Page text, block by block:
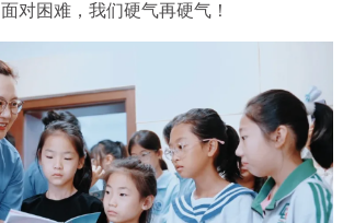
面对困难，我们硬气再硬气！